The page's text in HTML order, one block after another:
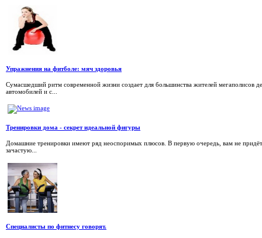
Упражнения на фитболе: мяч здоровья
Сумасшедший ритм современной жизни создает для большинства жителей мегаполисов
автомобилей и с...
Тренировки дома - секрет идеальной фигуры
Домашние тренировки имеют ряд неоспоримых плюсов. В первую очередь, вам не
зачастую...
Специалисты по фитнесу говорят.